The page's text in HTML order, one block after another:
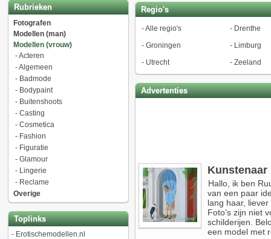
Rubrieken
Fotografen
Modellen (man)
Modellen (vrouw)
-Acteren
-Algemeen
- Badmode
- Bodypaint
- Buitenshoots
- Casting
- Cosmetica
- Fashion
- Figuratie
- Glamour
- Lingerie
- Reclame
Overige
Toplinks
- Erotischemodellen.nl
Regio's
-Alle regio's - Drenthe
- Groningen - Limburg
- Utrecht - Zeeland
Advertenties
Kunstenaar
Hallo, ik ben
van een paar
lang haar,
Foto’s zijn niet
schilderijen.
een model met